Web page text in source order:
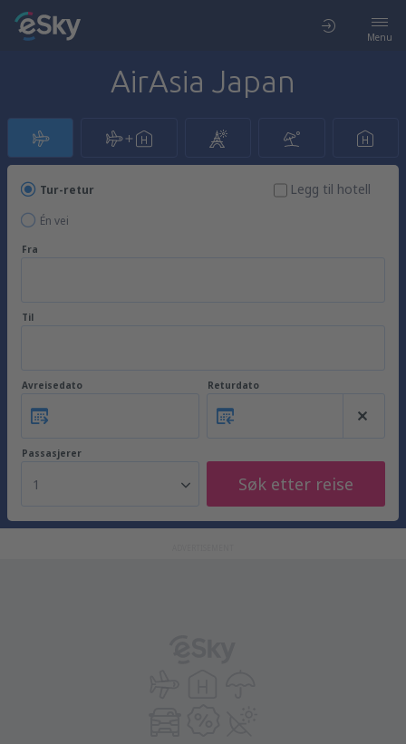
Menu
AirAsia Japan
Tur-retur
Én vei
Legg til hotell
Fra
Til
Avreisedato Returdato
Passasjerer
1 Søk etter reise